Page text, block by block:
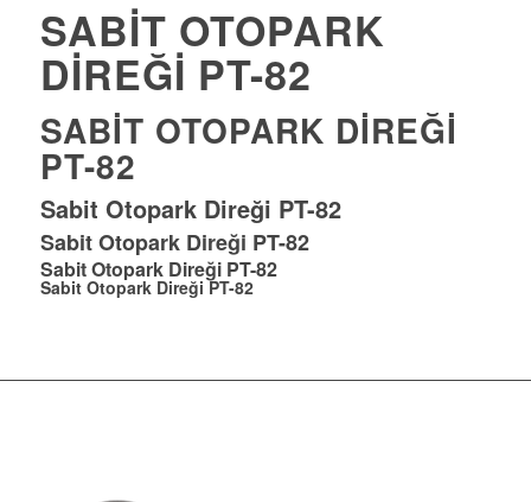
SABIT OTOPARK
DIREĞI PT-82
SABIT OTOPARK DIREĞI
PT-82
Sabit Otopark Direği PT-82
Sabit Otopark Direği PT-82
Sabit Otopark Direği PT-82
Sabit Otopark Direği PT-82